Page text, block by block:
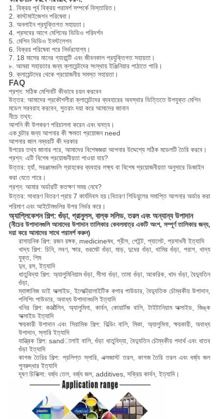
1. বিক্রয় পূর্ব বিক্রয় পরামর্শ সম্পর্কে বিস্তারিত।
2. কাস্টমাইজেশন পরিষেবা।
3. অনলাইন প্রযুক্তিগত সহায়তা।
4. প্রসবের আগে মেশিনের ভিডিও পরিদর্শন
5. মেশিন ভিডিও ইনস্টলেশন
6. বিক্রয় পরিষেবা পরে নির্ভরযোগ্য।
7. 18 মাসের মানের গ্যারান্টি এবং জীবনকাল প্রযুক্তিগত সহায়তা।
৮. আমরা সহায়তার জন্য ক্লায়েন্টদের সংস্থায় ইঞ্জিনিয়ার পাঠাতে পারি।
9. ক্লায়েন্টদের থেকে প্রয়োজনীয় সমস্ত সহায়তা।
FAQ
প্রশ্ন: সঠিক মেশিনটি কীভাবে চয়ন করবেন
উত্তর: আমাদের প্রকৌশলীরা ক্লায়েন্টদের ব্যবহারের অবস্থার ভিত্তিতে উপযুক্ত মেশিন
মডেল সরবরাহ করবেন, সুতরাং দয়া করে আমাদের জানান
নীচে তথ্য:
আপনি কী উপকরণ পরিচালনা করেন এবং ঘনত্ব।
এক ঘন্টার জন্য আপনার কী ক্ষমতা প্রয়োজন need
আপনার জাল নম্বরটি কী দরকার
উপরের তথ্য জানার পরে, আমাদের বিশেষজ্ঞরা আপনার উদ্দেশ্যে সঠিক মডেলটি তৈরি করবে।
প্রশ্ন: এটি বিশেষ প্রয়োজনীয়তা পাওয়া যায়?
উত্তর: হ্যাঁ, সরঞ্জামগুলি গ্রাহকের ব্যবহার লক্ষ্য বা বিশেষ প্রয়োজনীয়তা অনুসারে ডিজাইন
করা যেতে পারে।
প্রশ্ন: আমার অর্ডারটি কতক্ষণ সময় নেবে?
উত্তর: সাধারণ বিতরণ প্রায় 7 কার্যদিবস হয়।বিতরণ শিডিয়ুলের সমাপ্তি আপনার অর্ডার করা
পরিমাণ এবং আইটেমগুলির উপর নির্ভর করে।
অ্যাপ্লিকেশন শিল্প: গুঁড়া, গ্রানুলস, বাল্ক সলিড, তরল এবং অন্যান্য উপাদান
(নীচের উপাদানগুলি আমাদের উপাদান তালিকার কেবলমাত্র একটি অংশ, সম্পূর্ণ তালিকার জন্য,
দয়া করে আমাদের সাথে পরামর্শ করুন)
রাসায়নিক শিল্প: রজন রঙ্গক, medicineষধ, গ্রীস, পেইন্ট, প্যালেট, প্রসাধনী ইত্যাদি
খাদ্য শিল্প: চিনি, লবণ, ক্ষার, গুরমেট গুঁড়া, মাড়, দুধের গুঁড়া, খামির গুঁড়া, পরাগ, খাদ্য
যুক্ত, শিম
দুধ, রস, ইত্যাদি
ধাতুবিদ্যা শিল্প: অ্যালুমিনিয়াম গুঁড়া, সীসা গুঁড়া, তামা গুঁড়া, আকরিক, খাদ গুঁড়া, বৈদ্যুতিন
গুঁড়া,
ম্যাঙ্গানিজ ডাই অক্সাইড, ইলেক্ট্রোলাইটিক কপার পাউডার, বৈদ্যুতিক চৌম্বকীয় উপাদান,
পলিশিং পাউডার, অবাধ্য উপাদানগুলি ইত্যাদি
খনির শিল্প: কओলিন, অ্যালুমিনা, কার্বন, কোয়ার্টজ বালি, টাইটানিয়াম অক্সাইড, জিঙ্ক
অক্সাইড ইত্যাদি
ক্ষয়কারী উপাদান এবং সিরামিক শিল্প: বিল্ডিং বালি, মিকা, অ্যালুমিনা, ক্ষয়কারী, অবাধ্য
উপাদান, স্লারি ইত্যাদি
যান্ত্রিক শিল্প: sandালাই বালি, গুঁড়া ধাতুবিদ্যা, বৈদ্যুতিন চৌম্বকীয় পদার্থ এবং ধাতব
গুঁড়া ইত্যাদি
কাগজ তৈরির শিল্প: প্রলিপ্ত স্লারি, এক্সজাস্ট তরল, কাগজ তৈরি তরল এবং বর্জ্য জল
পুনরুদ্ধার ইত্যাদি
দূষণ চিকিত্সা: বর্জ্য তেল, বর্জ্য জল, additives, সক্রিয় কার্বন, ইত্যাদি।